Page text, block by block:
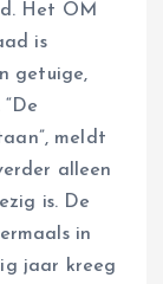
Het OM
is
getuige,
meldt
alleen
is. De
in
jaar kreeg